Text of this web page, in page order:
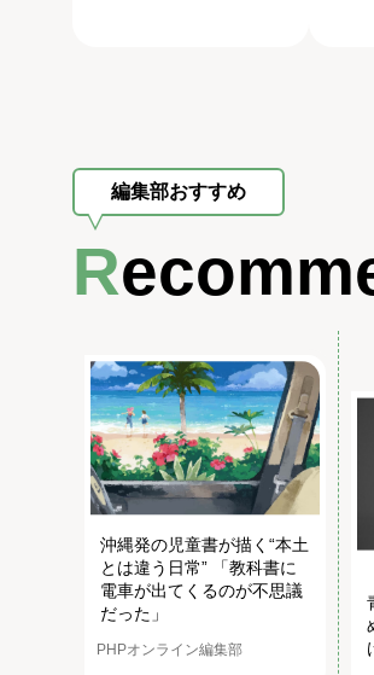
編集部おすすめ
沖縄発の児童書が描く“本土
とは違う日常” 「教科書に
電車が出てくるのが不思議
だった」
PHPオンライン編集部